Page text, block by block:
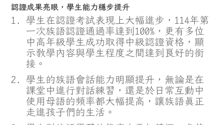
認證成果亮眼，學生能力穩步提升
學生在認證考試表現上大幅進步，114年第
一次族語認證通過率達到100%，更有多位
中高年級學生成功取得中級認證資格，顯
示教學內容與學生程度之間達到良好的銜
接。
學生的族語會話能力明顯提升，無論是在
課堂中進行對話練習，還是於日常互動中
使用母語的頻率都大幅提高，讓族語真正
走進孩子們的生活。